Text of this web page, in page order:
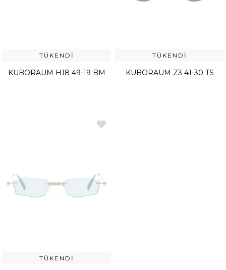
TÜKENDI
KUBORAUM H18 49-19 BM
TÜKENDI
KUBORAUM Z3 41-30 TS
TÜKENDI